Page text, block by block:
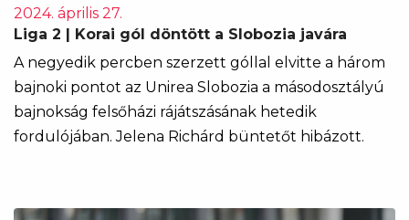
2024. április 27.
Liga 2 | Korai gól döntött a Slobozia javára
A negyedik percben szerzett góllal elvitte a három
bajnoki pontot az Unirea Slobozia a másodosztályú
bajnokság felsőházi rájátszásának hetedik
fordulójában. Jelena Richárd büntetőt hibázott.